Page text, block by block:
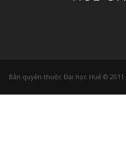
Bản quyền thuộc Đại học Huế © 2011.